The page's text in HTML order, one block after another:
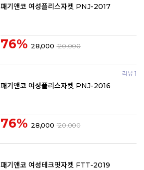
패기앤코 여성플리스자켓 PNJ-2017
76% 28,000 120,000
리뷰 1
패기앤코 여성플리스자켓 PNJ-2016
76% 28,000 120,000
패기앤코 여성테크핏자켓 FTT-2019